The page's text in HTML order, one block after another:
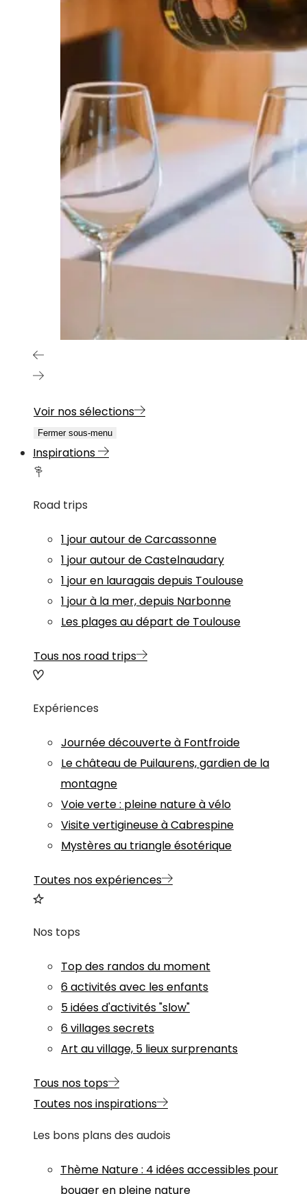
Voir nos sélections
Fermer sous-menu
Inspirations
Road trips
1 jour autour de Carcassonne
1 jour autour de Castelnaudary
1 jour en lauragais depuis Toulouse
1 jour à la mer, depuis Narbonne
Les plages au départ de Toulouse
Tous nos road trips
Expériences
Journée découverte à Fontfroide
Le château de Puilaurens, gardien de la
montagne
Voie verte : pleine nature à vélo
Visite vertigineuse à Cabrespine
Mystères au triangle ésotérique
Toutes nos expériences
Nos tops
Top des randos du moment
6 activités avec les enfants
5 idées d'activités "slow"
6 villages secrets
Art au village, 5 lieux surprenants
Tous nos tops
Toutes nos inspirations
Les bons plans des audois
Thème Nature: 4 idées accessibles pour
bouger en pleine nature